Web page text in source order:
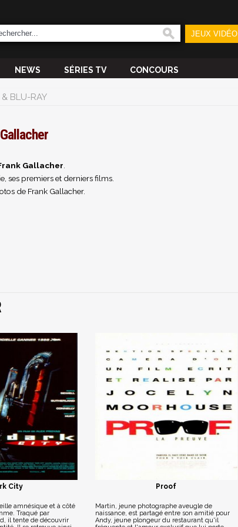
JEUX VIDÉO
NEWS SÉRIES TV CONCOURS
BLU-RAY
Gallacher
ses premiers et derniers films.
de Frank Gallacher.
City
amnésique et à côté
Traqué par
il tente de découvrir
Proof
Martin, jeune photographe aveugle de
naissance, est partagé entre son amitié pour
Andy, jeune plongeur du restaurant qu'il